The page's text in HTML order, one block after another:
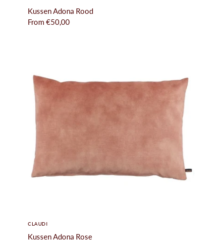
Kussen Adona Rood
From €50,00
CLAUDI
Kussen Adona Rose